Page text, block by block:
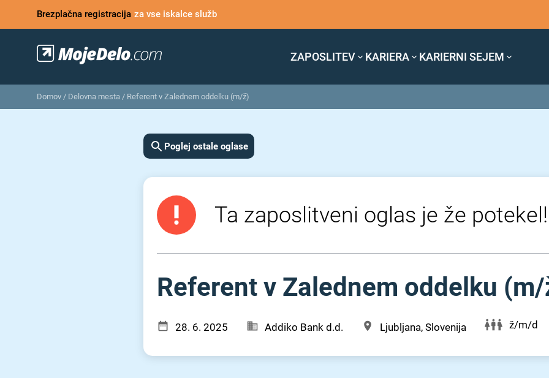
Brezplačna registracija za vse iskalce služb
ZAPOSLITEV KARIERA KARIERNI SEJEM
Domov / Delovna mesta / Referent v Zalednem oddelku (m/ž)
Poglej ostale oglase
Ta zaposlitveni oglas je že potekel!
Referent v Zalednem oddelku
28. 6. 2025 Addiko Bank d.d. Ljubljana, Slovenija ž/m/d